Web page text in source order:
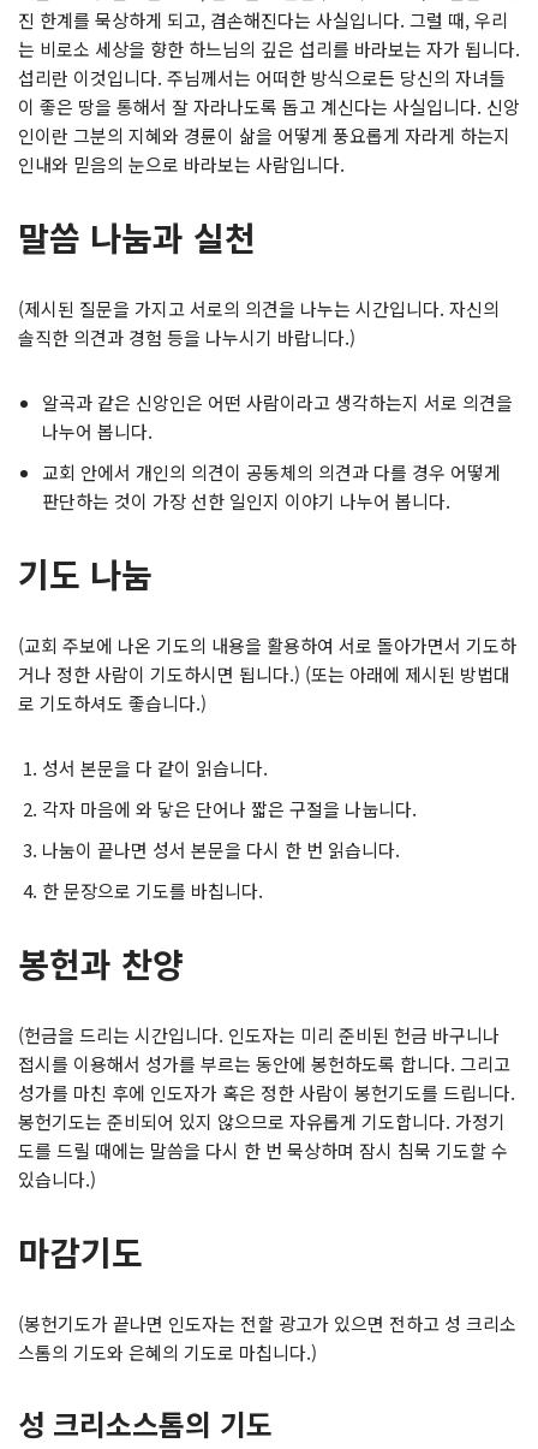
진 한계를 묵상하게 되고, 겸손해진다는 사실입니다. 그럴 때, 우리
는 비로소 세상을 향한 하느님의 깊은 섭리를 바라보는 자가 됩니다.
섭리란 이것입니다. 주님께서는 어떠한 방식으로든 당신의 자녀들
이 좋은 땅을 통해서 잘 자라나도록 돕고 계신다는 사실입니다. 신앙
인이란 그분의 지혜와 경륜이 삶을 어떻게 풍요롭게 자라게 하는지
인내와 믿음의 눈으로 바라보는 사람입니다.
말씀 나눔과 실천
(제시된 질문을 가지고 서로의 의견을 나누는 시간입니다. 자신의
솔직한 의견과 경험 등을 나누시기 바랍니다.)
알곡과 같은 신앙인은 어떤 사람이라고 생각하는지 서로 의견을
나누어 봅니다.
교회 안에서 개인의 의견이 공동체의 의견과 다를 경우 어떻게
판단하는 것이 가장 선한 일인지 이야기 나누어 봅니다.
기도 나눔
(교회 주보에 나온 기도의 내용을 활용하여 서로 돌아가면서 기도하
거나 정한 사람이 기도하시면 됩니다.) (또는 아래에 제시된 방법대
로 기도하셔도 좋습니다.)
성서 본문을 다 같이 읽습니다.
각자 마음에 와 닿은 단어나 짧은 구절을 나눕니다.
나눔이 끝나면 성서 본문을 다시 한 번 읽습니다.
한 문장으로 기도를 바칩니다.
봉헌과 찬양
(헌금을 드리는 시간입니다. 인도자는 미리 준비된 헌금 바구니나
접시를 이용해서 성가를 부르는 동안에 봉헌하도록 합니다. 그리고
성가를 마친 후에 인도자가 혹은 정한 사람이 봉헌기도를 드립니다.
봉헌기도는 준비되어 있지 않으므로 자유롭게 기도합니다. 가정기
도를 드릴 때에는 말씀을 다시 한 번 묵상하며 잠시 침묵 기도할 수
있습니다.)
마감기도
(봉헌기도가 끝나면 인도자는 전할 광고가 있으면 전하고 성 크리소
스톰의 기도와 은혜의 기도로 마칩니다.)
성 크리소스톰의 기도